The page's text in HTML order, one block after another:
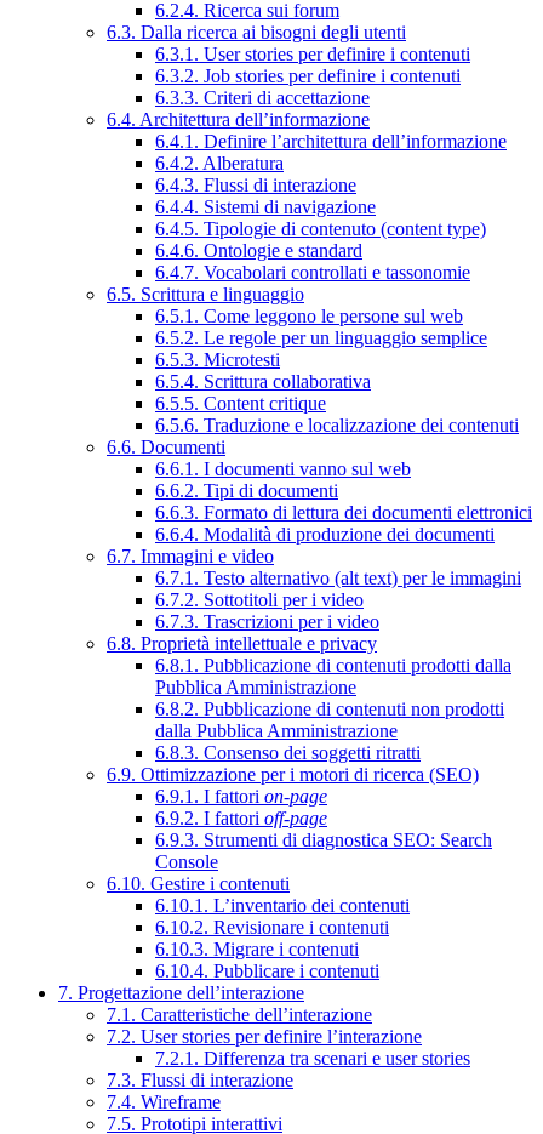
6.2.4. Ricerca sui forum
6.3. Dalla ricerca ai bisogni degli utenti
6.3.1. User stories per definire i contenuti
6.3.2. Job stories per definire i contenuti
6.3.3. Criteri di accettazione
6.4. Architettura dell’informazione
6.4.1. Definire l’architettura dell’informazione
6.4.2. Alberatura
6.4.3. Flussi di interazione
6.4.4. Sistemi di navigazione
6.4.5. Tipologie di contenuto (content type)
6.4.6. Ontologie e standard
6.4.7. Vocabolari controllati e tassonomie
6.5. Scrittura e linguaggio
6.5.1. Come leggono le persone sul web
6.5.2. Le regole per un linguaggio semplice
6.5.3. Microtesti
6.5.4. Scrittura collaborativa
6.5.5. Content critique
6.5.6. Traduzione e localizzazione dei contenuti
6.6. Documenti
6.6.1. I documenti vanno sul web
6.6.2. Tipi di documenti
6.6.3. Formato di lettura dei documenti elettronici
6.6.4. Modalità di produzione dei documenti
6.7. Immagini e video
6.7.1. Testo alternativo (alt text) per le immagini
6.7.2. Sottotitoli per i video
6.7.3. Trascrizioni per i video
6.8. Proprietà intellettuale e privacy
6.8.1. Pubblicazione di contenuti prodotti dalla
Pubblica Amministrazione
6.8.2. Pubblicazione di contenuti non prodotti
dalla Pubblica Amministrazione
6.8.3. Consenso dei soggetti ritratti
6.9. Ottimizzazione per i motori di ricerca (SEO)
6.9.1. I fattori on-page
6.9.2. I fattori off-page
6.9.3. Strumenti di diagnostica SEO: Search
Console
6.10. Gestire i contenuti
6.10.1. L’inventario dei contenuti
6.10.2. Revisionare i contenuti
6.10.3. Migrare i contenuti
6.10.4. Pubblicare i contenuti
7. Progettazione dell’interazione
7.1. Caratteristiche dell’interazione
7.2. User stories per definire l’interazione
7.2.1. Differenza tra scenari e user stories
7.3. Flussi di interazione
7.4. Wireframe
7.5. Prototipi interattivi